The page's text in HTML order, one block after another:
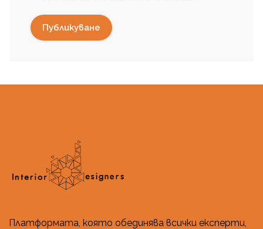
Платформата, която обединява всички експерти,